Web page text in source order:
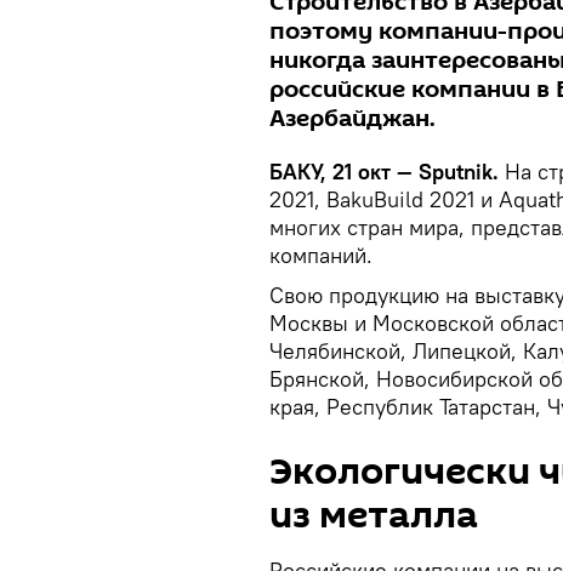
поэтому компании-
никогда
российские компании
Азербайджан.
БАКУ, 21 окт — Sputnik. На
2021, BakuBuild 2021 и
многих стран мира,
компаний.
Свою продукцию на
Москвы и Московской
Челябинской, Липецкой,
Брянской, Новосибирской
края, Республик Татарстан,
Экологически
из металла